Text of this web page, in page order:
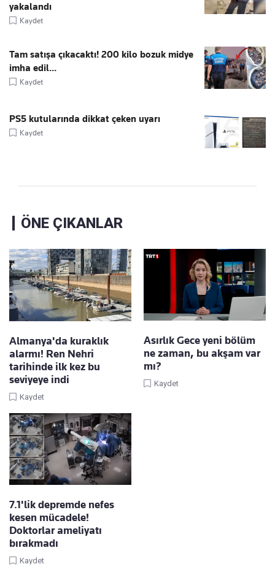
yakalandı
Kaydet
Tam satışa çıkacaktı! 200 kilo bozuk midye
imha edil...
Kaydet
PS5 kutularında dikkat çeken uyarı
Kaydet
ÖNE ÇIKANLAR
Almanya'da kuraklık
alarmı! Ren Nehri
tarihinde ilk kez bu
seviyeye indi
Kaydet
Asırlık Gece yeni bölüm
ne zaman, bu akşam var
mı?
Kaydet
7.1'lik depremde nefes
kesen mücadele!
Doktorlar ameliyatı
bırakmadı
Kaydet